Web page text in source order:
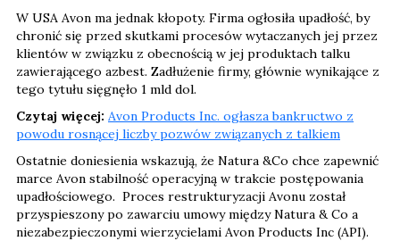
W USA Avon ma jednak kłopoty. Firma ogłosiła upadłość, by
chronić się przed skutkami procesów wytaczanych jej przez
klientów w związku z obecnością w jej produktach talku
zawierającego azbest. Zadłużenie firmy, głównie wynikające z
tego tytułu sięgnęło 1 mld dol.
Czytaj więcej: Avon Products Inc. ogłasza bankructwo z
powodu rosnącej liczby pozwów związanych z talkiem
Ostatnie doniesienia wskazują, że Natura &Co chce zapewnić
marce Avon stabilność operacyjną w trakcie postępowania
upadłościowego. Proces restrukturyzacji Avonu został
przyspieszony po zawarciu umowy między Natura & Co a
niezabezpieczonymi wierzycielami Avon Products Inc (API).